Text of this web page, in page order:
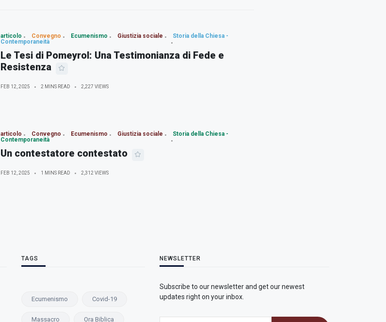
articolo Convegno Ecumenismo Giustizia sociale
Storia della Chiesa -
Contemporaneità
Le Tesi di Pomeyrol: Una Testimonianza di Fede e
Resistenza
FEB 12, 2025 2 MINS READ 2,227 VIEWS
articolo Convegno Ecumenismo Giustizia sociale
Storia della Chiesa -
Contemporaneità
Un contestatore contestato
FEB 12, 2025 1 MINS READ 2,312 VIEWS
TAGS
Ecumenismo Covid-19
Massacro Ora Biblica
NEWSLETTER
Subscribe to our newsletter and get our newest
updates right on your inbox.